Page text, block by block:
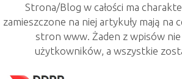
Strona/Blog w całości ma
zamieszczone na niej artykuły mają na
stron www. Żaden z wpisów
użytkowników, a wszystkie